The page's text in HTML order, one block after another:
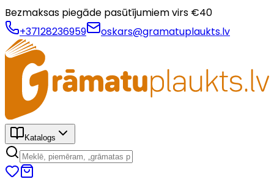
Bezmaksas piegāde pasūtījumiem virs €40
+37128236959
oskars@gramatuplaukts.lv
Katalogs